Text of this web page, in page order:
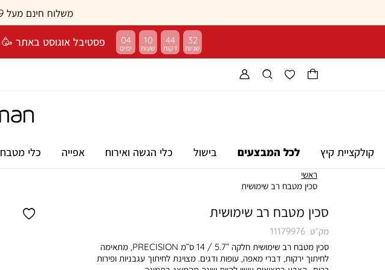
משלוח חינם מעל 249 ₪ | החזרות חינם בסניפים
פסטיבל אוגוסט באתר 🥳 50% הנחה + אקסטרה 25% על היתרה! 🎉 04 10 44 31
קולקציית קיץ לכל המבצעים בישול כלי הגשה ואירוח אפייה כלי מטבח
ראשי
סכין מטבח רב שימושית
סכין מטבח רב שימושית
מק״ט 11179976
סכין מטבח רב שימושית חלקה ”5.7 / 14 ס”מ PRECISION, מתאימה
לחיתוך ירקות, דברי מאפה, עופות ודגים. מצוינת לחיתוך עגבניות ופירות